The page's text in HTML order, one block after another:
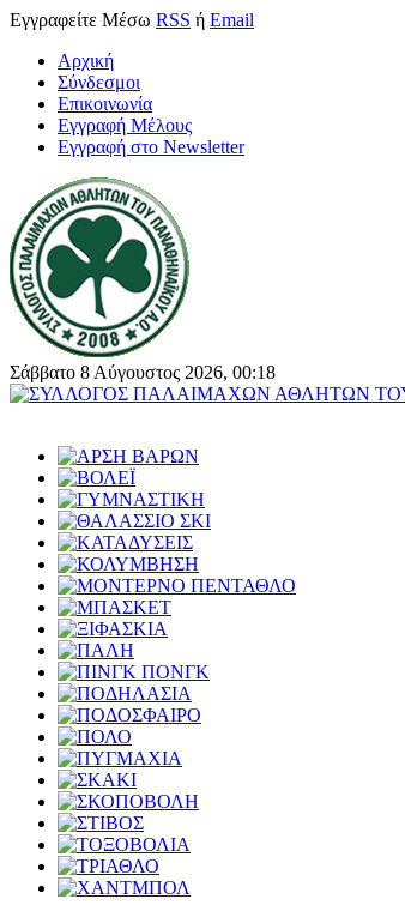
Εγγραφείτε Μέσω RSS ή Email
Αρχική
Σύνδεσμοι
Επικοινωνία
Εγγραφή Μέλους
Εγγραφή στο Newsletter
Σάββατο 8 Αύγουστος 2026, 00:18